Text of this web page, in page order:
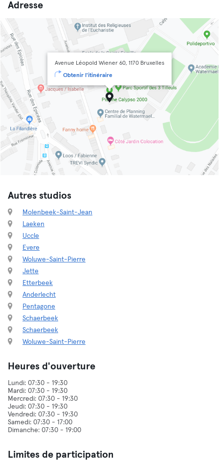
Adresse
Avenue Léopold Wiener 60, 1170 Bruxelles
Obtenir l'itinéraire
Autres studios
Molenbeek-Saint-Jean
Laeken
Uccle
Evere
Woluwe-Saint-Pierre
Jette
Etterbeek
Anderlecht
Pentagone
Schaerbeek
Schaerbeek
Woluwe-Saint-Pierre
Heures d'ouverture
Lundi: 07:30 - 19:30
Mardi: 07:30 - 19:30
Mercredi: 07:30 - 19:30
Jeudi: 07:30 - 19:30
Vendredi: 07:30 - 19:30
Samedi: 07:30 - 17:00
Limites de participation